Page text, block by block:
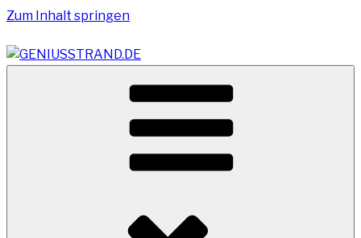
Zum Inhalt springen
GENIUSSTRAND.DE
Vom Geniusstrand zum JadeWeserPort/Container
Terminal Wilhelmshaven